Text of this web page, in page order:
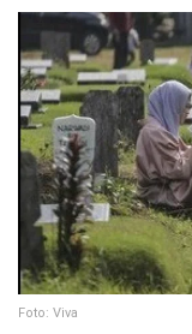
Foto: Viva